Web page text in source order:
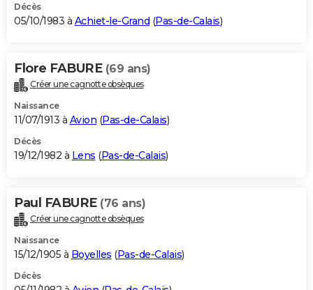
Décès
05/10/1983 à Achiet-le-Grand (Pas-de-Calais)
Flore FABURE (69 ans)
Créer une cagnotte obsèques
Naissance
11/07/1913 à Avion (Pas-de-Calais)
Décès
19/12/1982 à Lens (Pas-de-Calais)
Paul FABURE (76 ans)
Créer une cagnotte obsèques
Naissance
15/12/1905 à Boyelles (Pas-de-Calais)
Décès